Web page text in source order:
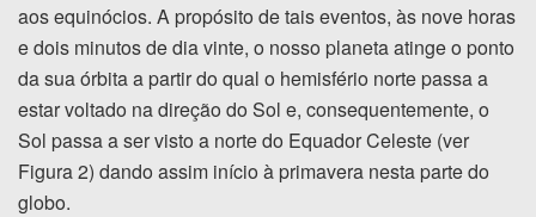
aos equinócios. A propósito de tais eventos, às nove horas
e dois minutos de dia vinte, o nosso planeta atinge o ponto
da sua órbita a partir do qual o hemisfério norte passa a
estar voltado na direção do Sol e, consequentemente, o
Sol passa a ser visto a norte do Equador Celeste (ver
Figura 2) dando assim início à primavera nesta parte do
globo.